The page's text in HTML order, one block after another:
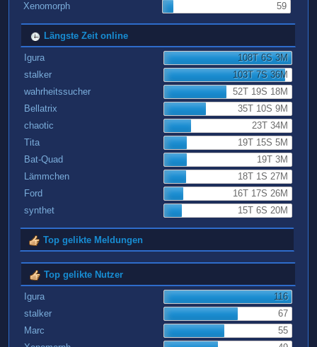
Xenomorph
59
Längste Zeit online
Igura
108T 6S 3M
stalker
103T 7S 36M
wahrheitssucher
52T 19S 18M
Bellatrix
35T 10S 9M
chaotic
23T 34M
Tita
19T 15S 5M
Bat-Quad
19T 3M
Lämmchen
18T 1S 27M
Ford
16T 17S 26M
synthet
15T 6S 20M
Top gelikte Meldungen
Top gelikte Nutzer
Igura
116
stalker
67
Marc
55